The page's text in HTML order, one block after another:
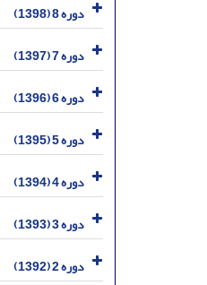
دوره 8 (1398)
دوره 7 (1397)
دوره 6 (1396)
دوره 5 (1395)
دوره 4 (1394)
دوره 3 (1393)
دوره 2 (1392)